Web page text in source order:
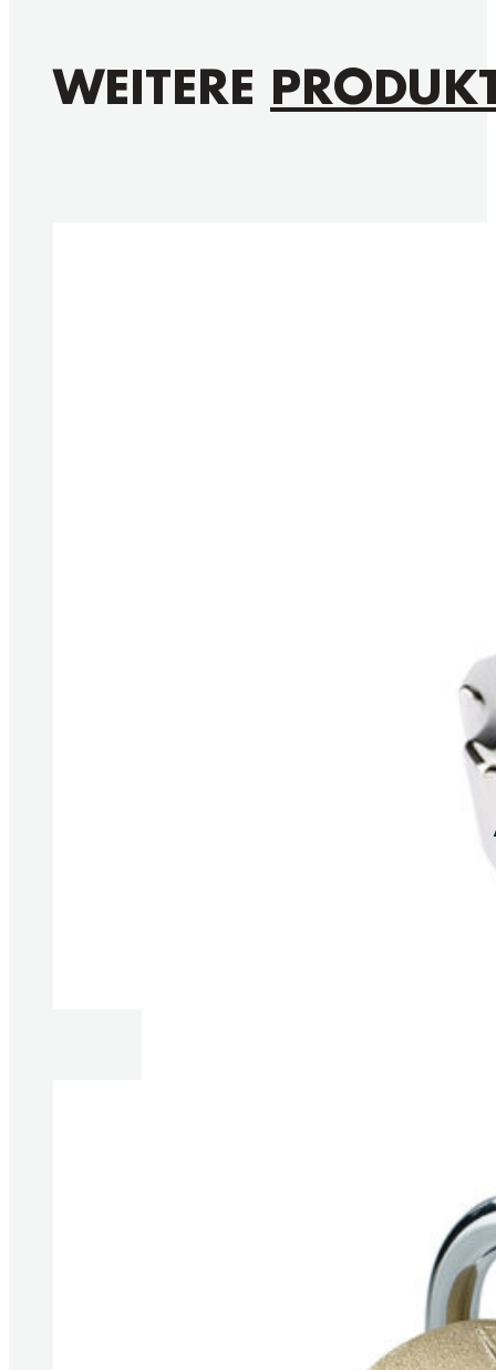
WEITERE